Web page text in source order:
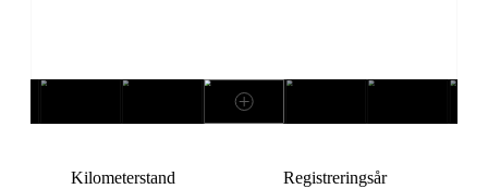
Kilometerstand Registreringsår